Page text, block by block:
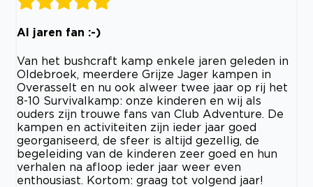
Al jaren fan :-)
Van het bushcraft kamp enkele jaren geleden in
Oldebroek, meerdere Grijze Jager kampen in
Overasselt en nu ook alweer twee jaar op rij het
8-10 Survivalkamp: onze kinderen en wij als
ouders zijn trouwe fans van Club Adventure. De
kampen en activiteiten zijn ieder jaar goed
georganiseerd, de sfeer is altijd gezellig, de
begeleiding van de kinderen zeer goed en hun
verhalen na afloop ieder jaar weer even
enthousiast. Kortom: graag tot volgend jaar!